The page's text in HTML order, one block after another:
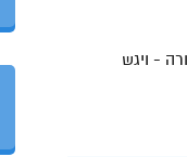
- ויגש